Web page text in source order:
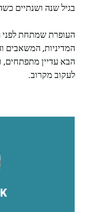
בגיל שנה ושנתיים
העופרת שמתחת
המדיניות, המשאבים
לעקוב מקרוב.